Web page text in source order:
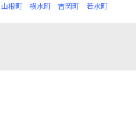
山根町 横水町 吉岡町 若水町